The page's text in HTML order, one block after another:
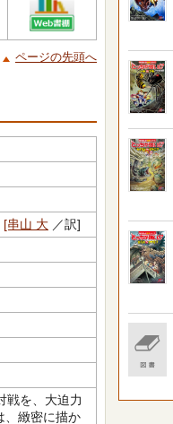
ページの先頭へ
[串山 大 ／訳]
戦を、大迫力
、緻密に描か